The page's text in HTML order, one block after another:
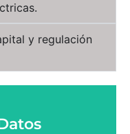
y regulación